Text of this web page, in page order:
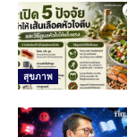
สุขภาพ